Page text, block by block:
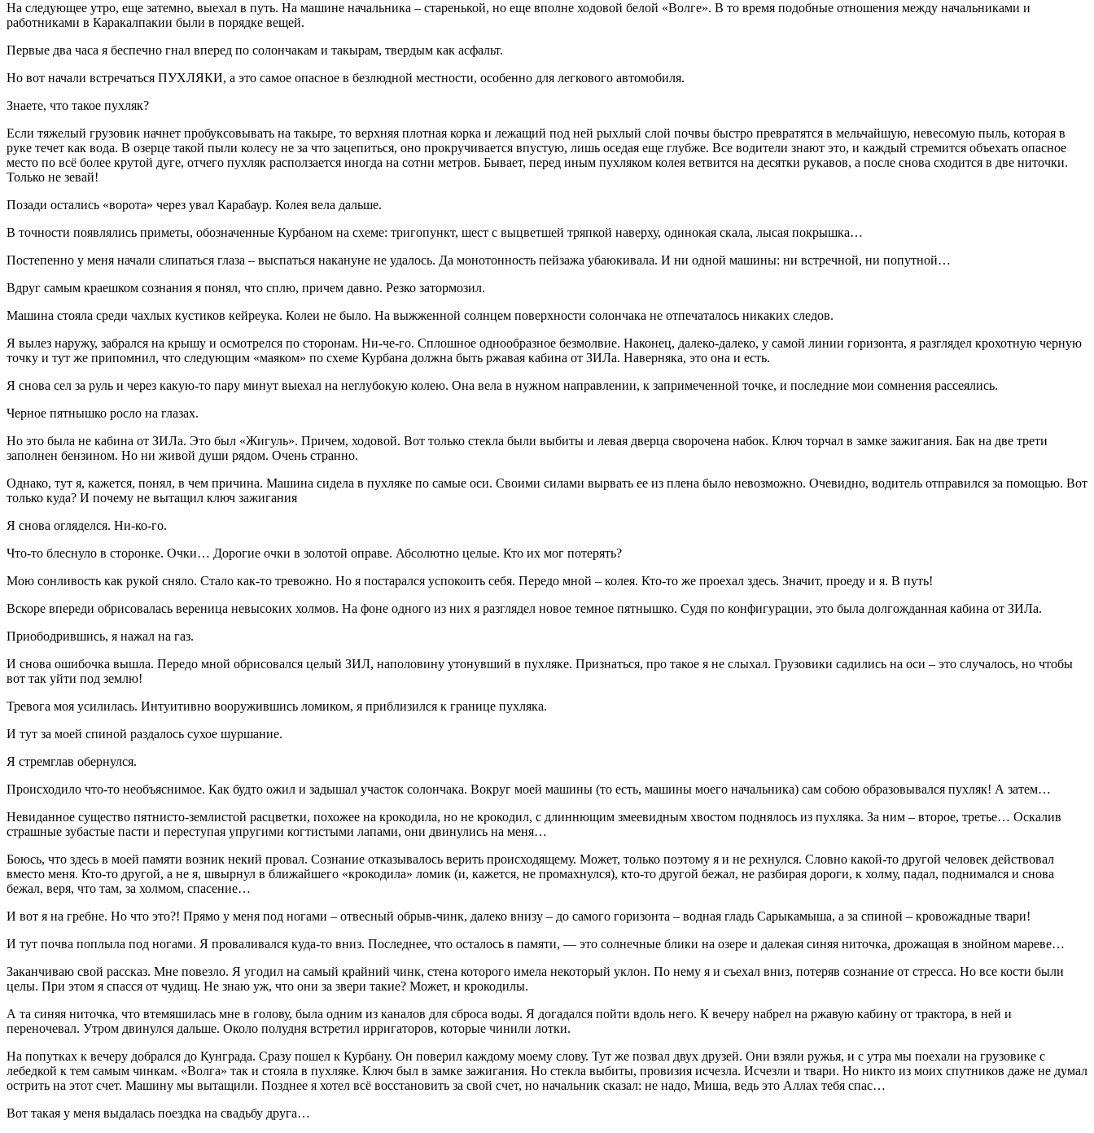
На следующее утро, еще затемно, выехал в путь. На машине начальника – старенькой, но еще вполне ходовой белой «Волге». В то время подобные отношения между начальниками и
работниками в Каракалпакии были в порядке вещей.
Первые два часа я беспечно гнал вперед по солончакам и такырам, твердым как асфальт.
Но вот начали встречаться ПУХЛЯКИ, а это самое опасное в безлюдной местности, особенно для легкового автомобиля.
Знаете, что такое пухляк?
Если тяжелый грузовик начнет пробуксовывать на такыре, то верхняя плотная корка и лежащий под ней рыхлый слой почвы быстро превратятся в мельчайшую, невесомую пыль, которая в
руке течет как вода. В озерце такой пыли колесу не за что зацепиться, оно прокручивается впустую, лишь оседая еще глубже. Все водители знают это, и каждый стремится объехать опасное
место по всё более крутой дуге, отчего пухляк расползается иногда на сотни метров. Бывает, перед иным пухляком колея ветвится на десятки рукавов, а после снова сходится в две ниточки.
Только не зевай!
Позади остались «ворота» через увал Карабаур. Колея вела дальше.
В точности появлялись приметы, обозначенные Курбаном на схеме: тригопункт, шест с выцветшей тряпкой наверху, одинокая скала, лысая покрышка…
Постепенно у меня начали слипаться глаза – выспаться накануне не удалось. Да монотонность пейзажа убаюкивала. И ни одной машины: ни встречной, ни попутной…
Вдруг самым краешком сознания я понял, что сплю, причем давно. Резко затормозил.
Машина стояла среди чахлых кустиков кейреука. Колеи не было. На выжженной солнцем поверхности солончака не отпечаталось никаких следов.
Я вылез наружу, забрался на крышу и осмотрелся по сторонам. Ни-че-го. Сплошное однообразное безмолвие. Наконец, далеко-далеко, у самой линии горизонта, я разглядел крохотную черную
точку и тут же припомнил, что следующим «маяком» по схеме Курбана должна быть ржавая кабина от ЗИЛа. Наверняка, это она и есть.
Я снова сел за руль и через какую-то пару минут выехал на неглубокую колею. Она вела в нужном направлении, к запримеченной точке, и последние мои сомнения рассеялись.
Черное пятнышко росло на глазах.
Но это была не кабина от ЗИЛа. Это был «Жигуль». Причем, ходовой. Вот только стекла были выбиты и левая дверца сворочена набок. Ключ торчал в замке зажигания. Бак на две трети
заполнен бензином. Но ни живой души рядом. Очень странно.
Однако, тут я, кажется, понял, в чем причина. Машина сидела в пухляке по самые оси. Своими силами вырвать ее из плена было невозможно. Очевидно, водитель отправился за помощью. Вот
только куда? И почему не вытащил ключ зажигания
Я снова огляделся. Ни-ко-го.
Что-то блеснуло в сторонке. Очки… Дорогие очки в золотой оправе. Абсолютно целые. Кто их мог потерять?
Мою сонливость как рукой сняло. Стало как-то тревожно. Но я постарался успокоить себя. Передо мной – колея. Кто-то же проехал здесь. Значит, проеду и я. В путь!
Вскоре впереди обрисовалась вереница невысоких холмов. На фоне одного из них я разглядел новое темное пятнышко. Судя по конфигурации, это была долгожданная кабина от ЗИЛа.
Приободрившись, я нажал на газ.
И снова ошибочка вышла. Передо мной обрисовался целый ЗИЛ, наполовину утонувший в пухляке. Признаться, про такое я не слыхал. Грузовики садились на оси – это случалось, но чтобы
вот так уйти под землю!
Тревога моя усилилась. Интуитивно вооружившись ломиком, я приблизился к границе пухляка.
И тут за моей спиной раздалось сухое шуршание.
Я стремглав обернулся.
Происходило что-то необъяснимое. Как будто ожил и задышал участок солончака. Вокруг моей машины (то есть, машины моего начальника) сам собою образовывался пухляк! А затем…
Невиданное существо пятнисто-землистой расцветки, похожее на крокодила, но не крокодил, с длиннющим змеевидным хвостом поднялось из пухляка. За ним – второе, третье… Оскалив
страшные зубастые пасти и переступая упругими когтистыми лапами, они двинулись на меня…
Боюсь, что здесь в моей памяти возник некий провал. Сознание отказывалось верить происходящему. Может, только поэтому я и не рехнулся. Словно какой-то другой человек действовал
вместо меня. Кто-то другой, а не я, швырнул в ближайшего «крокодила» ломик (и, кажется, не промахнулся), кто-то другой бежал, не разбирая дороги, к холму, падал, поднимался и снова
бежал, веря, что там, за холмом, спасение…
И вот я на гребне. Но что это?! Прямо у меня под ногами – отвесный обрыв-чинк, далеко внизу – до самого горизонта – водная гладь Сарыкамыша, а за спиной – кровожадные твари!
И тут почва поплыла под ногами. Я проваливался куда-то вниз. Последнее, что осталось в памяти, — это солнечные блики на озере и далекая синяя ниточка, дрожащая в знойном мареве…
Заканчиваю свой рассказ. Мне повезло. Я угодил на самый крайний чинк, стена которого имела некоторый уклон. По нему я и съехал вниз, потеряв сознание от стресса. Но все кости были
целы. При этом я спасся от чудищ. Не знаю уж, что они за звери такие? Может, и крокодилы.
А та синяя ниточка, что втемяшилась мне в голову, была одним из каналов для сброса воды. Я догадался пойти вдоль него. К вечеру набрел на ржавую кабину от трактора, в ней и
переночевал. Утром двинулся дальше. Около полудня встретил ирригаторов, которые чинили лотки.
На попутках к вечеру добрался до Кунграда. Сразу пошел к Курбану. Он поверил каждому моему слову. Тут же позвал двух друзей. Они взяли ружья, и с утра мы поехали на грузовике с
лебедкой к тем самым чинкам. «Волга» так и стояла в пухляке. Ключ был в замке зажигания. Но стекла выбиты, провизия исчезла. Исчезли и твари. Но никто из моих спутников даже не думал
острить на этот счет. Машину мы вытащили. Позднее я хотел всё восстановить за свой счет, но начальник сказал: не надо, Миша, ведь это Аллах тебя спас…
Вот такая у меня выдалась поездка на свадьбу друга…